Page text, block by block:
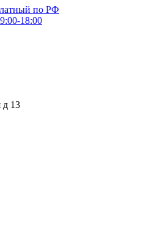
по РФ
18:00
д 13